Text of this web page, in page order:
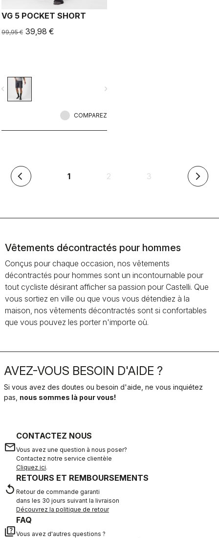
VG 5 POCKET SHORT
99,95 € 39,98 €
navigate_next
COMPAREZ
arrow_back_ios 1(en
2 3 arrow_forward_ios
Vêtements décontractés pour hommes
Conçus pour chaque occasion, nos vêtements
décontractés pour hommes sont un incontournable pour
tout cycliste désirant afficher sa passion pour Castelli. Que
vous sortiez en ville ou que vous vous détendiez à la
maison, nos vêtements décontractés sont si confortables
que vous pouvez les porter n'importe où.
AVEZ-VOUS BESOIN D'AIDE ?
Si vous avez des doutes ou besoin d'aide, ne vous inquiétez
pas, nous sommes là pour vous!
email
CONTACTEZ NOUS
Vous avez une question à nous poser?
Contactez notre service clientèle
Cliquez ici.
replay
RETOURS ET REMBOURSEMENTS
Retour de commande garanti
dans les 30 jours suivant la livraison
Découvrez la politique de retour
quiz
FAQ
Vous avez d'autres questions ?